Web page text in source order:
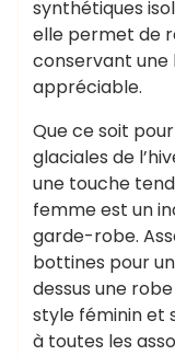
synthétiques
elle permet de
conservant
appréciable.
Que ce soit
glaciales de
une touche
femme est un
garde-robe.
bottines pour
dessus une
style féminin et
à toutes les